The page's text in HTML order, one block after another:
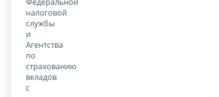
налоговой
службы
и
Агентства
по
страхованию
вкладов
с